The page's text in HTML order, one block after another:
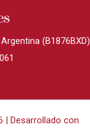
(B1876BXD)
| Desarrollado con